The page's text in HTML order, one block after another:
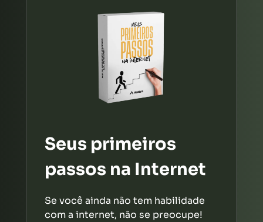
Seus primeiros
passos na Internet
Se você ainda não tem habilidade
com a internet, não se preocupe!